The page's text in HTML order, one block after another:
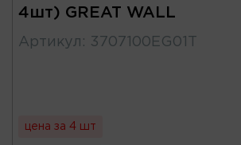
4шт) GREAT WALL
Артикул : 3707100EG01T
цена за 4 шт